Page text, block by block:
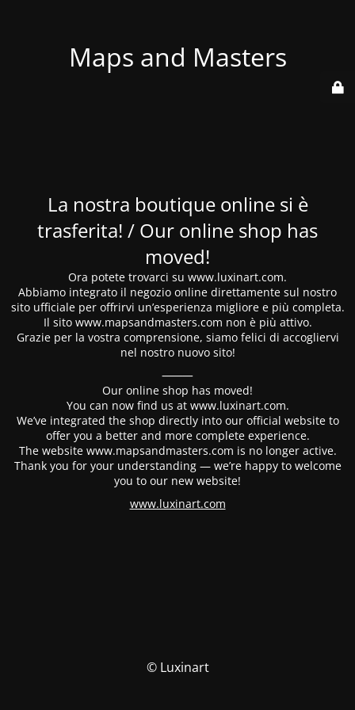
Maps and Masters
La nostra boutique online si è
trasferita! / Our online shop has
moved!
Ora potete trovarci su www.luxinart.com.
Abbiamo integrato il negozio online direttamente sul nostro
sito ufficiale per offrirvi un’esperienza migliore e più completa.
Il sito www.mapsandmasters.com non è più attivo.
Grazie per la vostra comprensione, siamo felici di accogliervi
nel nostro nuovo sito!
⸻
Our online shop has moved!
You can now find us at www.luxinart.com.
We’ve integrated the shop directly into our official website to
offer you a better and more complete experience.
The website www.mapsandmasters.com is no longer active.
Thank you for your understanding — we’re happy to welcome
you to our new website!
www.luxinart.com
© Luxinart